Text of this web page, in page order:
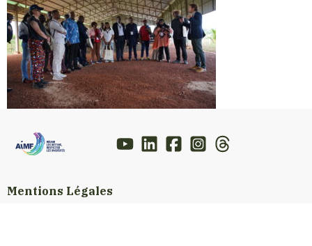
Mentions Légales